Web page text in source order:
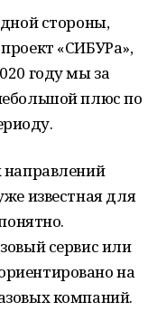
стороны,
«СИБУРа»,
году мы за
плюс по
направлений
известная для
сервис или
на
компаний.